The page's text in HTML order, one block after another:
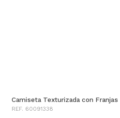
Camiseta Texturizada con Franjas
REF. 60091338